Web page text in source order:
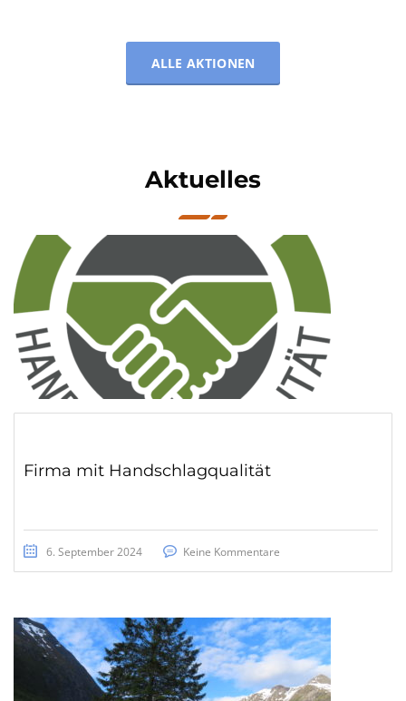
ALLE AKTIONEN
Aktuelles
Firma mit Handschlagqualität
6. September 2024 Keine Kommentare